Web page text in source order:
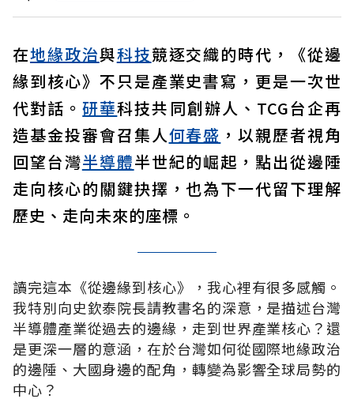
在地緣政治與科技競逐交織的時代，《從邊
緣到核心》不只是產業史書寫，更是一次世
代對話。研華科技共同創辦人、TCG台企再
造基金投審會召集人何春盛 ，以親歷者視角
回望台灣半導體半世紀的崛起，點出從邊陲
走向核心的關鍵抉擇，也為下一代留下理解
歷史、走向未來的座標。
讀完這本《從邊緣到核心》，我心裡有很多感觸。
我特別向史欽泰院長請教書名的深意，是描述台灣
半導體產業從過去的邊緣，走到世界產業核心？還
是更深一層的意涵，在於台灣如何從國際地緣政治
的邊陲、大國身邊的配角，轉變為影響全球局勢的
中心？